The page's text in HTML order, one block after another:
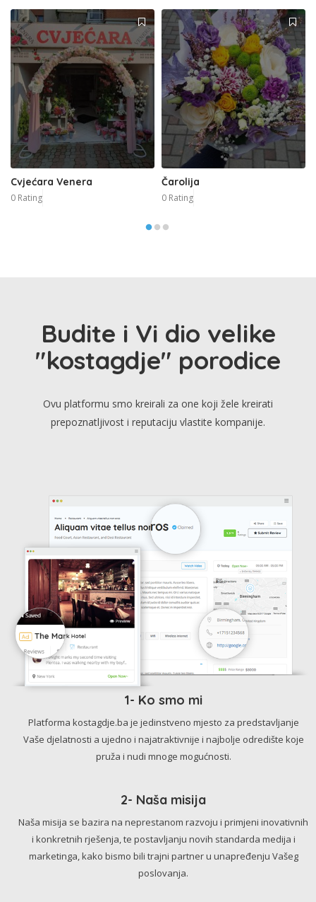
Cvjećara Venera
0 Rating
Čarolija
0 Rating
Budite i Vi dio velike
"kostagdje" porodice
Ovu platformu smo kreirali za one koji žele kreirati
prepoznatljivost i reputaciju vlastite kompanije.
1- Ko smo mi
Platforma kostagdje.ba je jedinstveno mjesto za predstavljanje
Vaše djelatnosti a ujedno i najatraktivnije i najbolje odredište koje
pruža i nudi mnoge mogućnosti.
2- Naša misija
Naša misija se bazira na neprestanom razvoju i primjeni inovativnih
i konkretnih rješenja, te postavljanju novih standarda medija i
marketinga, kako bismo bili trajni partner u unapređenju Vašeg
poslovanja.